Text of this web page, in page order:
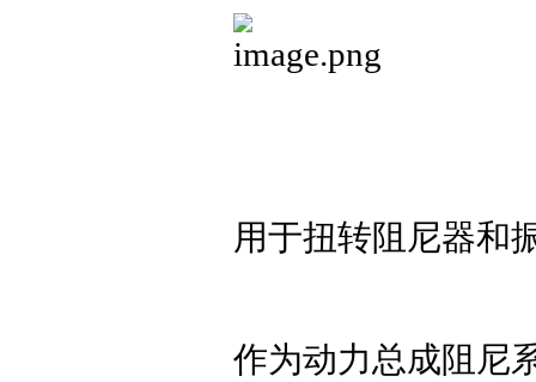
用于扭转阻尼器和
作为动力总成阻尼